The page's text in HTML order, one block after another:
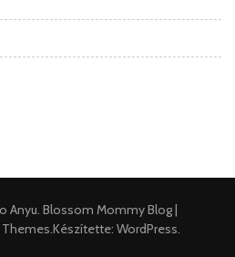
Anyu. Blossom Mommy Blog |
.Készítette: WordPress.